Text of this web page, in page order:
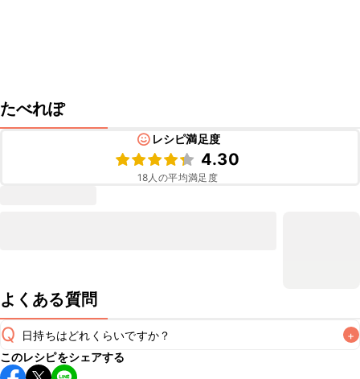
たべれぽ
レシピ満足度
4.30
18人の平均満足度
よくある質問
Q 日持ちはどれくらいですか？ +
保存期間は冷蔵で翌日中が目安です。なるべくお早めにお召
このレシピをシェアする